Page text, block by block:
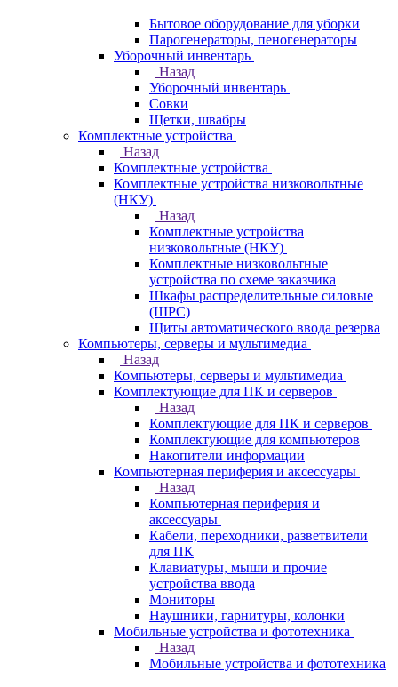
Бытовое оборудование для уборки
Парогенераторы, пеногенераторы
Уборочный инвентарь
Назад
Уборочный инвентарь
Совки
Щетки, швабры
Комплектные устройства
Назад
Комплектные устройства
Комплектные устройства низковольтные
(НКУ)
Назад
Комплектные устройства
низковольтные (НКУ)
Комплектные низковольтные
устройства по схеме заказчика
Шкафы распределительные силовые
(ШРС)
Щиты автоматического ввода резерва
Компьютеры, серверы и мультимедиа
Назад
Компьютеры, серверы и мультимедиа
Комплектующие для ПК и серверов
Назад
Комплектующие для ПК и серверов
Комплектующие для компьютеров
Накопители информации
Компьютерная периферия и аксессуары
Назад
Компьютерная периферия и
аксессуары
Кабели, переходники, разветвители
для ПК
Клавиатуры, мыши и прочие
устройства ввода
Мониторы
Наушники, гарнитуры, колонки
Мобильные устройства и фототехника
Назад
Мобильные устройства и фототехника